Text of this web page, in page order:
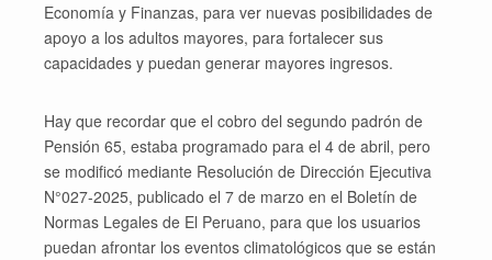
Economía y Finanzas, para ver nuevas posibilidades de
apoyo a los adultos mayores, para fortalecer sus
capacidades y puedan generar mayores ingresos.
Hay que recordar que el cobro del segundo padrón de
Pensión 65, estaba programado para el 4 de abril, pero
se modificó mediante Resolución de Dirección Ejecutiva
N°027-2025, publicado el 7 de marzo en el Boletín de
Normas Legales de El Peruano, para que los usuarios
puedan afrontar los eventos climatológicos que se están